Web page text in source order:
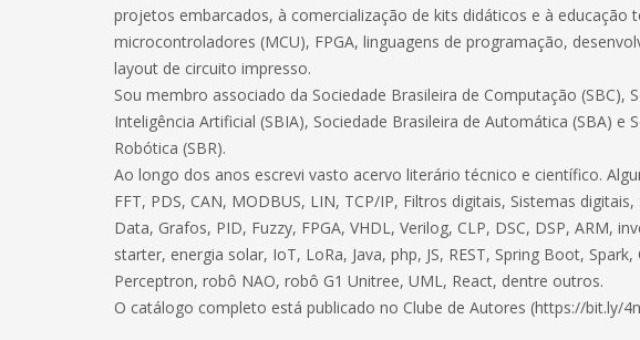
projetos embarcados, à comercialização de kits didáticos e à educação
microcontroladores (MCU), FPGA, linguagens de programação,
layout de circuito impresso.
Sou membro associado da Sociedade Brasileira de Computação (SBC),
Inteligência Artificial (SBIA), Sociedade Brasileira de Automática (SBA) e
Robótica (SBR).
Ao longo dos anos escrevi vasto acervo literário técnico e científico.
FFT, PDS, CAN, MODBUS, LIN, TCP/IP, Filtros digitais, Sistemas
Data, Grafos, PID, Fuzzy, FPGA, VHDL, Verilog, CLP, DSC, DSP, ARM,
starter, energia solar, IoT, LoRa, Java, php, JS, REST, Spring Boot, Spark,
Perceptron, robô NAO, robô G1 Unitree, UML, React, dentre outros.
O catálogo completo está publicado no Clube de Autores (https://bit.ly/